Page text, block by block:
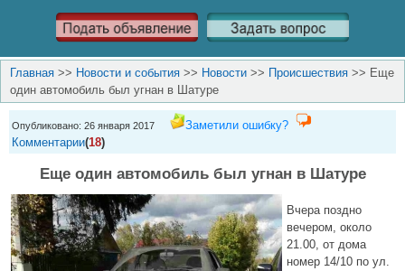
Главная >> Новости и события >> Новости >> Происшествия >> Еще
один автомобиль был угнан в Шатуре
Опубликовано: 26 января 2017
Заметили ошибку?
Комментарии(18)
Еще один автомобиль был угнан в Шатуре
Вчера поздно
вечером, около
21.00, от дома
номер 14/10 по ул.